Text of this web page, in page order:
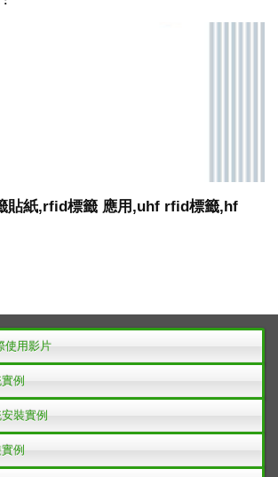
貼紙,rfid標籤 應用,uhf rfid標籤,hf
使用影片
例
裝實例
例